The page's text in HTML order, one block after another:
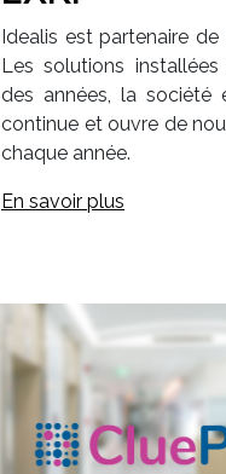
Idealis est partenaire de
Les solutions
des années, la société
continue et ouvre de
chaque année.
En savoir plus